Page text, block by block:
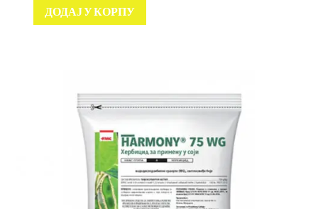
ДОДАЈ У КОРПУ